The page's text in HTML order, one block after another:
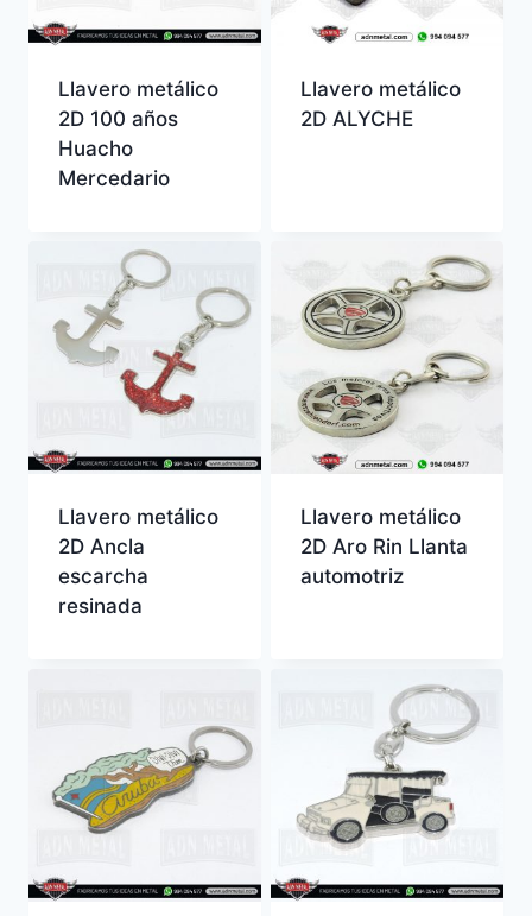
Llavero metálico
2D 100 años
Huacho
Mercedario
Llavero metálico
2D ALYCHE
Llavero metálico
2D Ancla
escarcha
resinada
Llavero metálico
2D Aro Rin Llanta
automotriz